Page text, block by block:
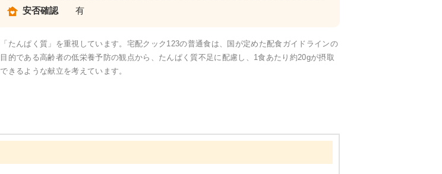
カロリー・塩分調整食
安否確認 有
「たんぱく質」を重視しています。宅配クック123の普通食は、国が定めた配食ガイドラインの
目的である高齢者の低栄養予防の観点から、たんぱく質不足に配慮し、1食あたり約20gが摂取
できるような献立を考えています。